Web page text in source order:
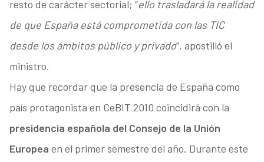
resto de carácter sectorial; “ello trasladará la realidad
de que España está comprometida con las TIC
desde los ámbitos público y privado”, apostilló el
ministro.
Hay que recordar que la presencia de España como
país protagonista en CeBIT 2010 coincidirá con la
presidencia española del Consejo de la Unión
Europea en el primer semestre del año. Durante este